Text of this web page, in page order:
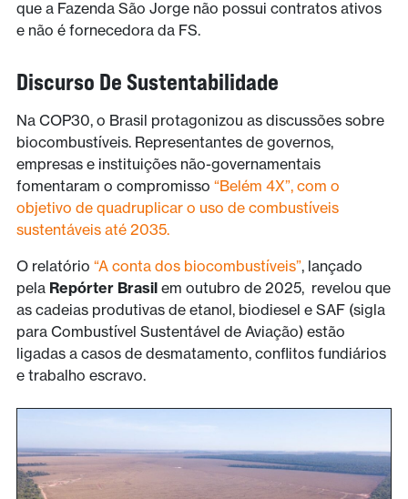
que a Fazenda São Jorge não possui contratos ativos
e não é fornecedora da FS.
Discurso De Sustentabilidade
Na COP30, o Brasil protagonizou as discussões sobre
biocombustíveis. Representantes de governos,
empresas e instituições não-governamentais
fomentaram o compromisso “Belém 4X”, com o
objetivo de quadruplicar o uso de combustíveis
sustentáveis até 2035.
O relatório “A conta dos biocombustíveis”, lançado
pela Repórter Brasil em outubro de 2025, revelou que
as cadeias produtivas de etanol, biodiesel e SAF (sigla
para Combustível Sustentável de Aviação) estão
ligadas a casos de desmatamento, conflitos fundiários
e trabalho escravo.